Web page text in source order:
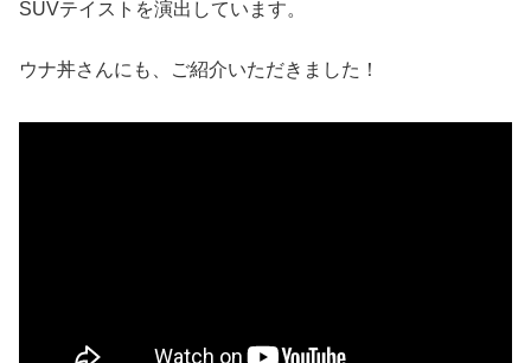
SUVテイストを演出しています。
ウナ丼さんにも、ご紹介いただきました！